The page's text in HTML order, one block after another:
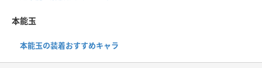
本能玉
本能玉の装着おすすめキャラ